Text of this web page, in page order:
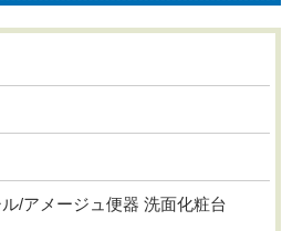
/アメージュ便器 洗面化粧台